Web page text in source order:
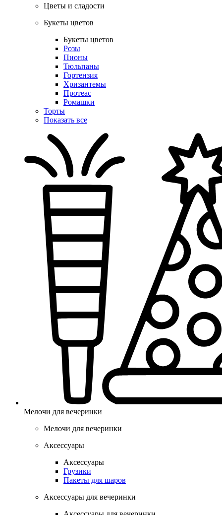
Цветы и сладости
Букеты цветов
Букеты цветов
Розы
Пионы
Тюльпаны
Гортензия
Хризантемы
Протеас
Ромашки
Торты
Показать все
Мелочи для вечеринки
Мелочи для вечеринки
Аксессуары
Аксессуары
Грузики
Пакеты для шаров
Аксессуары для вечеринки